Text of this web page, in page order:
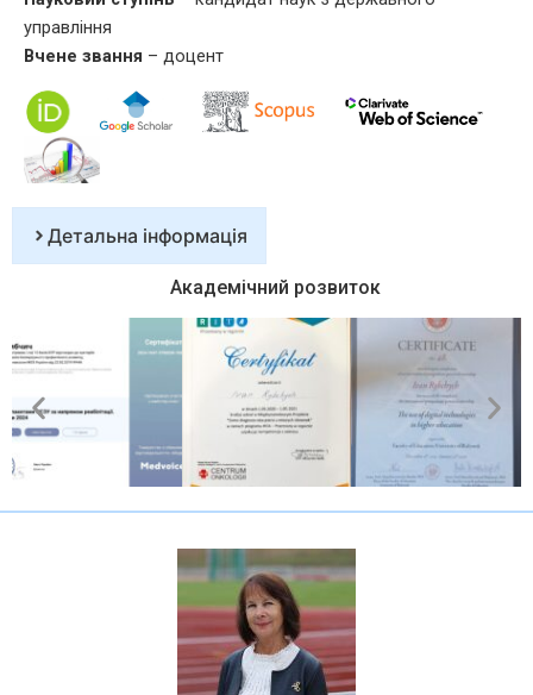
управління
Вчене звання – доцент
Детальна інформація
Академічний розвиток